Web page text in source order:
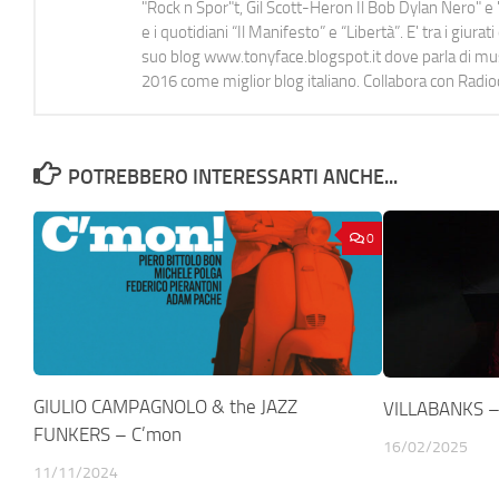
"Rock n Spor"t, Gil Scott-Heron Il Bob Dylan Nero"
e i quotidiani “Il Manifesto” e “Libertà”. E' tra i
suo blog www.tonyface.blogspot.it dove parla di
2016 come miglior blog italiano. Collabora con
POTREBBERO INTERESSARTI ANCHE...
0
GIULIO CAMPAGNOLO & the JAZZ
FUNKERS – C’mon
11/11/2024
VILLABANKS
16/02/2025